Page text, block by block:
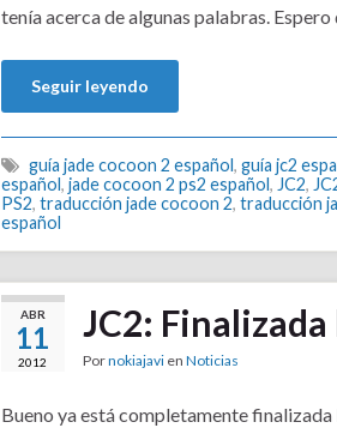
tenía acerca de algunas palabras.
Seguir leyendo
guía jade cocoon 2 español, guía jc2
español, jade cocoon 2 ps2 español, JC2,
PS2, traducción jade cocoon 2, traducción
español
ABR
11
2012
JC2:
Pornokiajavien Noticias
Bueno ya está completamente